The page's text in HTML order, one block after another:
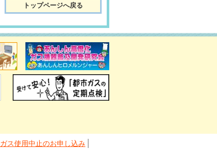
トップページへ戻る
ガス使用中止のお申し込み